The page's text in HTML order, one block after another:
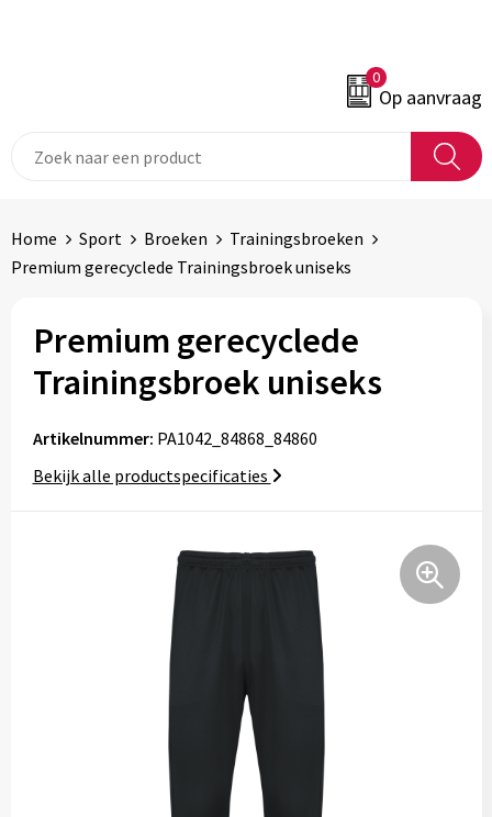
0
Op aanvraag
Home Sport Broeken
Trainingsbroeken
Premium gerecyclede Trainingsbroek uniseks
Premium gerecyclede
Trainingsbroek uniseks
Artikelnummer: PA1042_84868_84860
Bekijk alle productspecificaties